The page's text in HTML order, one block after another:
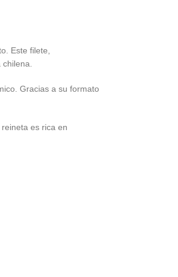
Este filete,
Gracias a su formato
es rica en